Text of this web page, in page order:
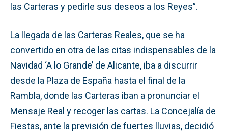
las Carteras y pedirle sus deseos a los Reyes”.
La llegada de las Carteras Reales, que se ha
convertido en otra de las citas indispensables de la
Navidad ‘A lo Grande’ de Alicante, iba a discurrir
desde la Plaza de España hasta el final de la
Rambla, donde las Carteras iban a pronunciar el
Mensaje Real y recoger las cartas. La Concejalía de
Fiestas, ante la previsión de fuertes lluvias, decidió